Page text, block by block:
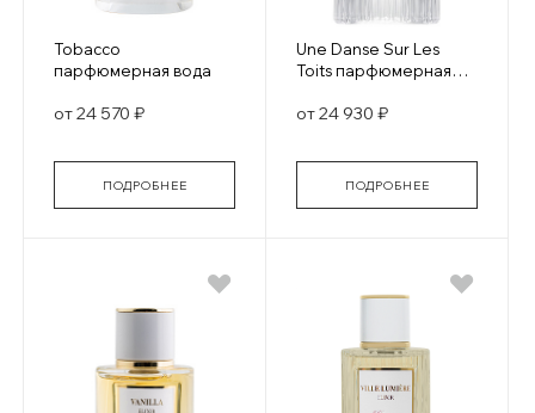
Tobacco
парфюмерная вода
от 24 570 ₽
ПОДРОБНЕЕ
Une Danse Sur Les
Toits парфюмерная
от 24 930 ₽
ПОДРОБНЕЕ